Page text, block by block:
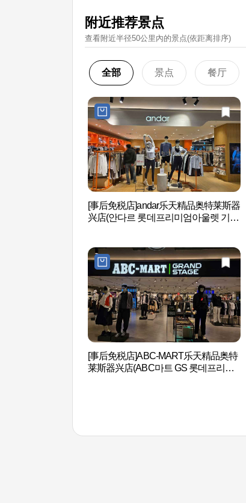
附近推荐景点
查看附近半径50公里內的景点(依距离排序)
全部 景点 餐厅
[事后免税店]andar乐天精品奥特莱斯器
兴店(안다르 롯데프리미엄아울렛 기흥
[事后免税店]ABC-MART乐天精品奥特
莱斯器兴店(ABC마트 GS 롯데프리미